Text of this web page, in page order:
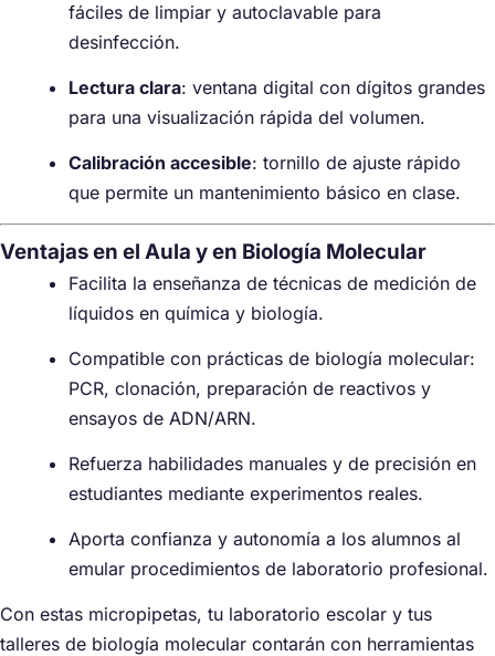
fáciles de limpiar y autoclavable para
desinfección.
Lectura clara: ventana digital con dígitos grandes
para una visualización rápida del volumen.
Calibración accesible: tornillo de ajuste rápido
que permite un mantenimiento básico en clase.
Ventajas en el Aula y en Biología Molecular
Facilita la enseñanza de técnicas de medición de
líquidos en química y biología.
Compatible con prácticas de biología molecular:
PCR, clonación, preparación de reactivos y
ensayos de ADN/ARN.
Refuerza habilidades manuales y de precisión en
estudiantes mediante experimentos reales.
Aporta confianza y autonomía a los alumnos al
emular procedimientos de laboratorio profesional.
Con estas micropipetas, tu laboratorio escolar y tus
talleres de biología molecular contarán con herramientas